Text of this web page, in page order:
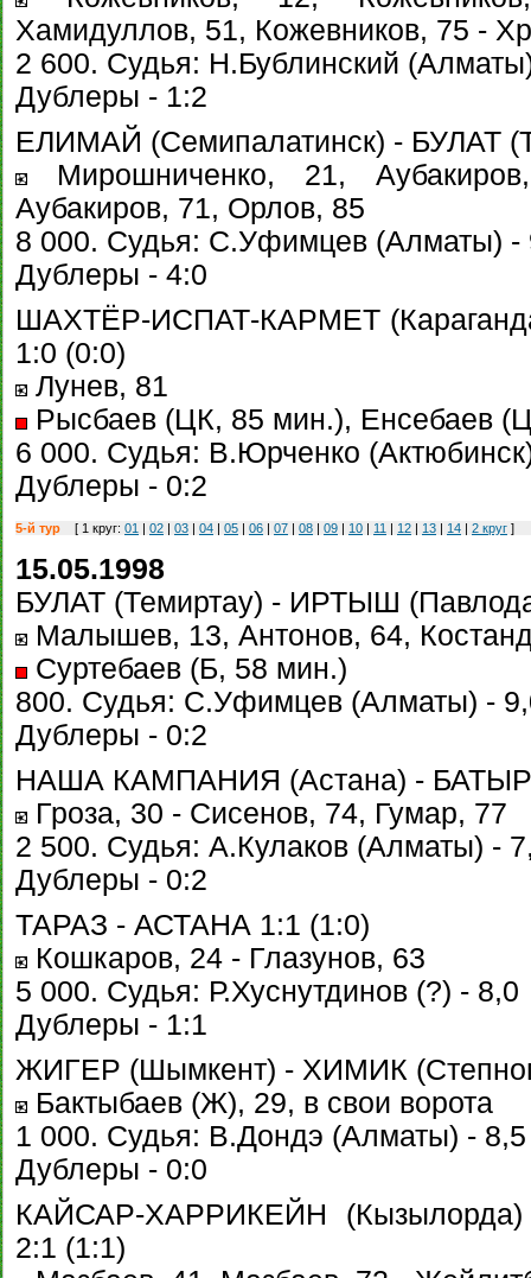
Хамидуллов, 51, Кожевников, 75 -
2 600. Судья: Н.Бублинский
Дублеры - 1:2
ЕЛИМАЙ (Семипалатинск) - БУЛАТ
Мирошниченко, 21,
Аубакиров, 71, Орлов, 85
8 000. Судья: С.Уфимцев (Алматы) -
Дублеры - 4:0
ШАХТЁР-ИСПАТ-КАРМЕТ
1:0 (0:0)
Лунев, 81
Рысбаев (ЦК, 85 мин.), Енсебаев
6 000. Судья: В.Юрченко
Дублеры - 0:2
5-й тур [ 1 круг: 01 | 02 | 03 | 04 | 05 | 06 | 07 | 08 | 09 | 10 | 11 | 12 | 13 | 14 | 2 круг ]
15.05.1998
БУЛАТ (Темиртау) - ИРТЫШ
Малышев, 13, Антонов, 64,
Суртебаев (Б, 58 мин.)
800. Судья: С.Уфимцев (Алматы) -
Дублеры - 0:2
НАША КАМПАНИЯ (Астана) - БАТЫР
Гроза, 30 - Сисенов, 74, Гумар, 77
2 500. Судья: А.Кулаков (Алматы) -
Дублеры - 0:2
ТАРАЗ - АСТАНА 1:1 (1:0)
Кошкаров, 24 - Глазунов, 63
5 000. Судья: Р.Хуснутдинов (?) - 8,0
Дублеры - 1:1
ЖИГЕР (Шымкент) - ХИМИК
Бактыбаев (Ж), 29, в свои ворота
1 000. Судья: В.Дондэ (Алматы) - 8,5
Дублеры - 0:0
КАЙСАР-ХАРРИКЕЙН
2:1 (1:1)